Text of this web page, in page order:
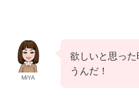
MiYA
欲しいと思っ
うんだ！